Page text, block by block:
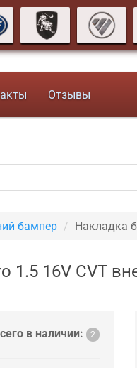
Отзывы
бампер Накладка
1.5 16V CVT
в наличии: 2